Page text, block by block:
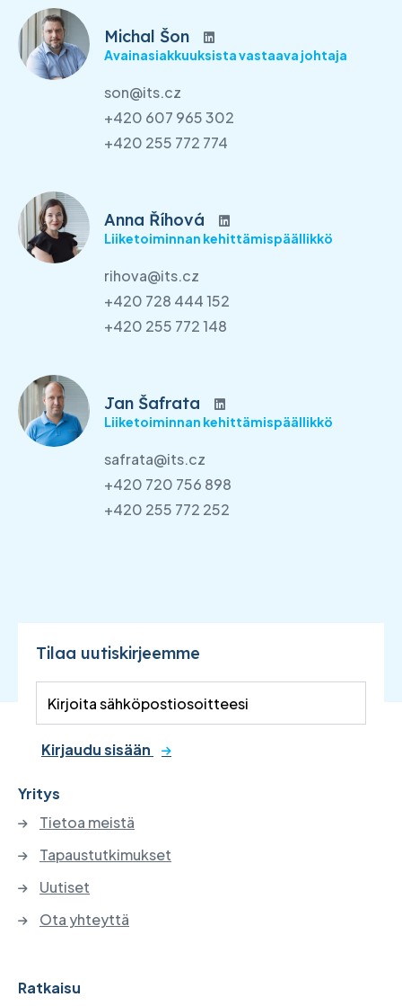
Michal Šon
Avainasiakkuuksista vastaava johtaja
son@its.cz
+420 607 965 302
+420 255 772 774
Anna Říhová
Liiketoiminnan kehittämispäällikkö
rihova@its.cz
+420 728 444 152
+420 255 772 148
Jan Šafrata
Liiketoiminnan kehittämispäällikkö
safrata@its.cz
+420 720 756 898
+420 255 772 252
Tilaa uutiskirjeemme
Kirjaudu sisään
Yritys
Tietoa meistä
Tapaustutkimukset
Uutiset
Ota yhteyttä
Ratkaisu